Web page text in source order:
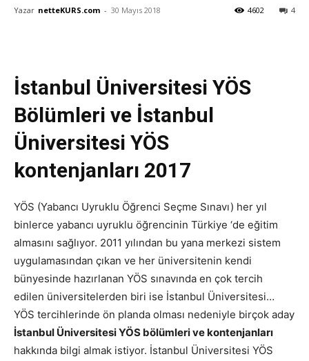
Yazar netteKURS.com - 30 Mayıs 2018 4
4602
İstanbul Üniversitesi YÖS
Bölümleri ve İstanbul
Üniversitesi YÖS
kontenjanları 2017
YÖS (Yabancı Uyruklu Öğrenci Seçme Sınavı) her yıl
binlerce yabancı uyruklu öğrencinin Türkiye ‘de eğitim
almasını sağlıyor. 2011 yılından bu yana merkezi sistem
uygulamasından çıkan ve her üniversitenin kendi
bünyesinde hazırlanan YÖS sınavında en çok tercih
edilen üniversitelerden biri ise İstanbul Üniversitesi…
YÖS tercihlerinde ön planda olması nedeniyle birçok aday
İstanbul Üniversitesi YÖS bölümleri ve kontenjanları
hakkında bilgi almak istiyor. İstanbul Üniversitesi YÖS